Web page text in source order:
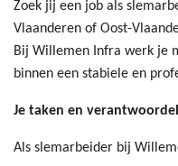
Zoek jij een job als
Vlaanderen of Oost-
Bij Willemen Infra werk je
binnen een stabiele en
Je taken en
Als slemarbeider bij